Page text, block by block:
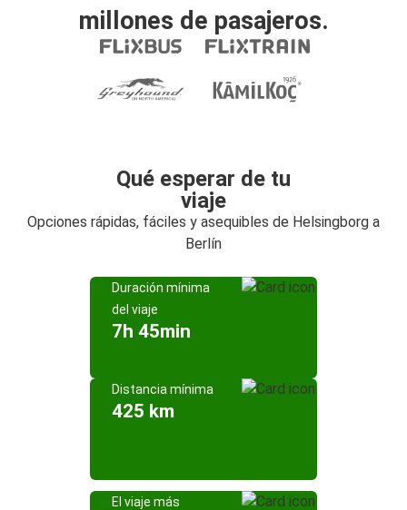
millones de pasajeros.
Qué esperar de tu
viaje
Opciones rápidas, fáciles y asequibles de Helsingborg a
Berlín
Duración mínima
del viaje
7h 45min
Distancia mínima
425 km
El viaje más